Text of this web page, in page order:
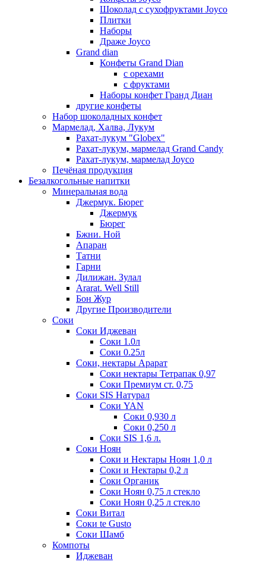
Шоколад с сухофруктами Joyco
Плитки
Наборы
Драже Joyco
Grand dian
Конфеты Grand Dian
с орехами
с фруктами
Наборы конфет Гранд Диан
другие конфеты
Набор шоколадных конфет
Мармелад, Халва, Лукум
Рахат-лукум "Globex"
Рахат-лукум, мармелад Grand Candy
Рахат-лукум, мармелад Joyco
Печёная продукция
Безалкогольные напитки
Минеральная вода
Джермук. Бюрег
Джермук
Бюрег
Бжни. Ной
Апаран
Татни
Гарни
Дилижан. Зулал
Ararat. Well Still
Бон Жур
Другие Производители
Соки
Соки Иджеван
Соки 1.0л
Соки 0.25л
Соки, нектары Арарат
Соки нектары Тетрапак 0,97
Соки Премиум ст. 0,75
Соки SIS Натурал
Соки YAN
Соки 0,930 л
Соки 0,250 л
Соки SIS 1,6 л.
Соки Ноян
Соки и Нектары Ноян 1,0 л
Соки и Нектары 0,2 л
Соки Органик
Соки Ноян 0,75 л стекло
Соки Ноян 0,25 л стекло
Соки Витал
Соки te Gusto
Соки Шамб
Компоты
Иджеван